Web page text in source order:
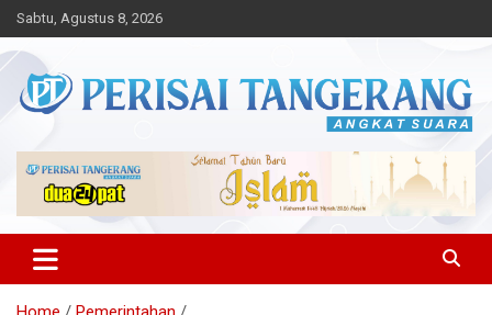
Skip
to
content
Sabtu, Agustus 8, 2026
Perisai Tangerang – Angkat
Suara